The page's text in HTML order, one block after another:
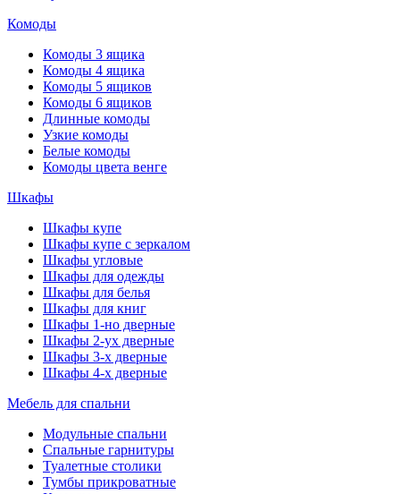
Комоды
Комоды 3 ящика
Комоды 4 ящика
Комоды 5 ящиков
Комоды 6 ящиков
Длинные комоды
Узкие комоды
Белые комоды
Комоды цвета венге
Шкафы
Шкафы купе
Шкафы купе с зеркалом
Шкафы угловые
Шкафы для одежды
Шкафы для белья
Шкафы для книг
Шкафы 1-но дверные
Шкафы 2-ух дверные
Шкафы 3-х дверные
Шкафы 4-х дверные
Мебель для спальни
Модульные спальни
Спальные гарнитуры
Туалетные столики
Тумбы прикроватные